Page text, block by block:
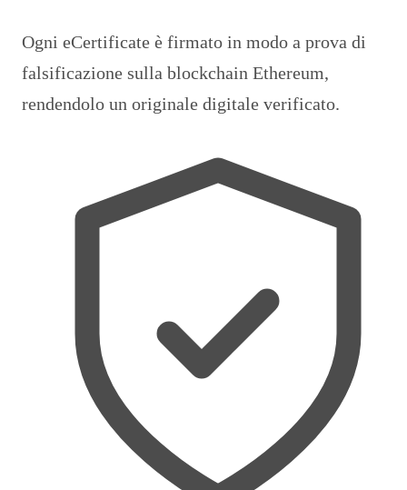
Ogni eCertificate è firmato in modo a prova di
falsificazione sulla blockchain Ethereum,
rendendolo un originale digitale verificato.